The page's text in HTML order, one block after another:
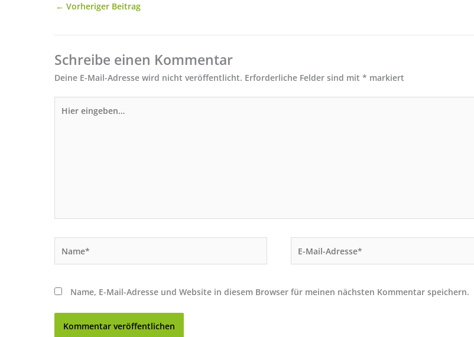
← Vorheriger Beitrag
Schreibe einen Kommentar
Deine E-Mail-Adresse wird nicht veröffentlicht. Erforderliche Felder sind mit * markiert
eingeben…
Mail-
Name, E-Mail-Adresse und Website in diesem Browser für meinen nächsten Kommentar speichern.